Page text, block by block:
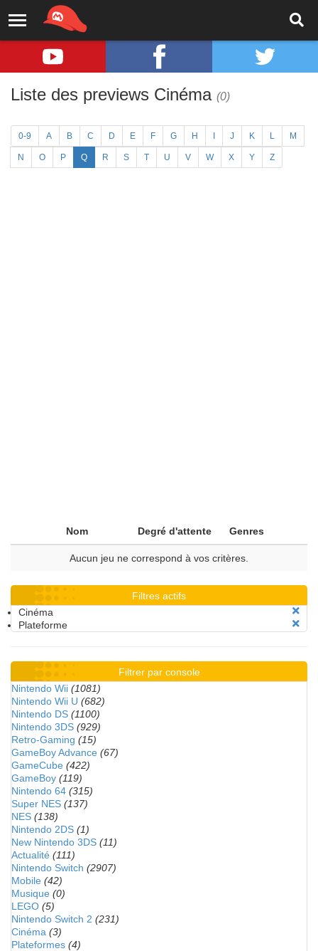
Liste des previews Cinéma (0)
0-9 A B C D E F G H J K L M
N O P Q R S T U V W X Y Z
Nom Degré d'attente Genres
Aucun jeu ne correspond à vos critères.
Filtres actifs
Cinéma
Plateforme
Filtrer par console
Nintendo Wii (1081)
Nintendo Wii U (682)
Nintendo DS (1100)
Nintendo 3DS (929)
Retro-Gaming (15)
GameBoy Advance (67)
GameCube (422)
GameBoy (119)
Nintendo 64 (315)
Super NES (137)
NES (138)
Nintendo 2DS (1)
New Nintendo 3DS (11)
Actualité (111)
Nintendo Switch (2907)
Mobile (42)
Musique (0)
LEGO (5)
Nintendo Switch 2 (231)
Cinéma (3)
Plateformes (4)